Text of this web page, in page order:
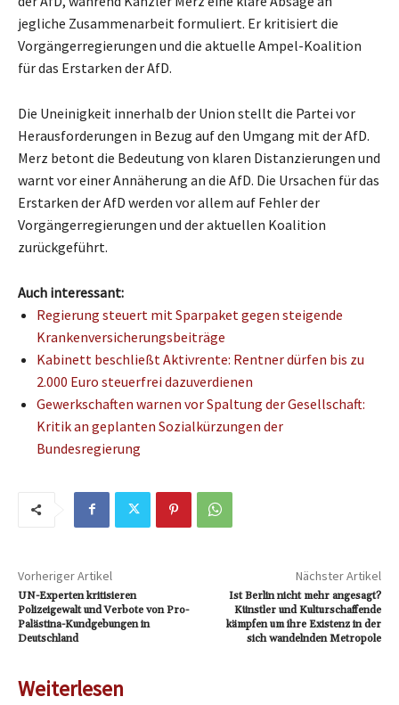
jegliche Zusammenarbeit formuliert. Er kritisiert die
Vorgängerregierungen und die aktuelle Ampel-Koalition
für das Erstarken der AfD.
Die Uneinigkeit innerhalb der Union stellt die Partei vor
Herausforderungen in Bezug auf den Umgang mit der AfD.
Merz betont die Bedeutung von klaren Distanzierungen und
warnt vor einer Annäherung an die AfD. Die Ursachen für das
Erstarken der AfD werden vor allem auf Fehler der
Vorgängerregierungen und der aktuellen Koalition
zurückgeführt.
Auch interessant:
Regierung steuert mit Sparpaket gegen steigende
Krankenversicherungsbeiträge
Kabinett beschließt Aktivrente: Rentner dürfen bis zu
2.000 Euro steuerfrei dazuverdienen
Gewerkschaften warnen vor Spaltung der Gesellschaft:
Kritik an geplanten Sozialkürzungen der
Bundesregierung
Vorheriger Artikel
UN-Experten kritisieren
Polizeigewalt und Verbote von Pro-
Palästina-Kundgebungen in
Deutschland
Nächster Artikel
Ist Berlin nicht mehr angesagt?
Künstler und Kulturschaffende
kämpfen um ihre Existenz in der
sich wandelnden Metropole
Weiterlesen